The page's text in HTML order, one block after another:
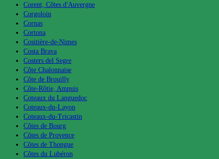
Corent, Côtes d'Auvergne
Corgoloin
Cornas
Cortona
Cositière-de-Nimes
Costa Brava
Costers del Segre
Côte Chalonnaise
Côte de Brouilly
Côte-Rôtie, Ampuis
Coteaux du Languedoc
Coteaux-du-Layon
Coteaux-du-Tricastin
Côtes de Bourg
Côtes de Provence
Côtes de Thongue
Côtes du Lubéron